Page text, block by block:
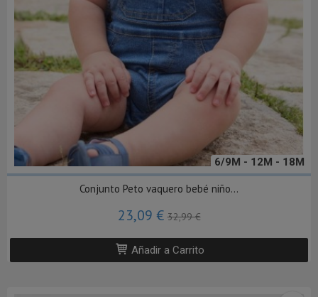
6/9M - 12M - 18M
Conjunto Peto vaquero bebé niño...
23,09 €32,99 €
Añadir a Carrito